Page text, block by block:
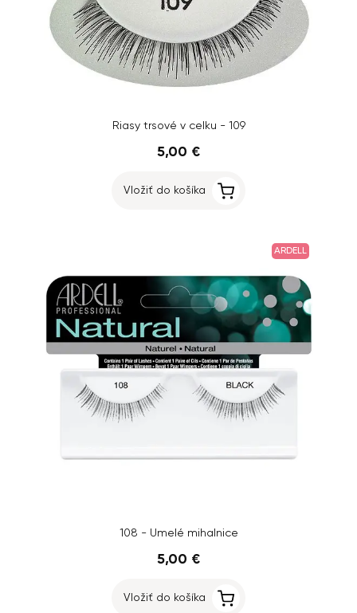
Riasy trsové v celku - 109
5,00 €
Vložiť do košíka
ARDELL
108 - Umelé mihalnice
5,00 €
Vložiť do košíka